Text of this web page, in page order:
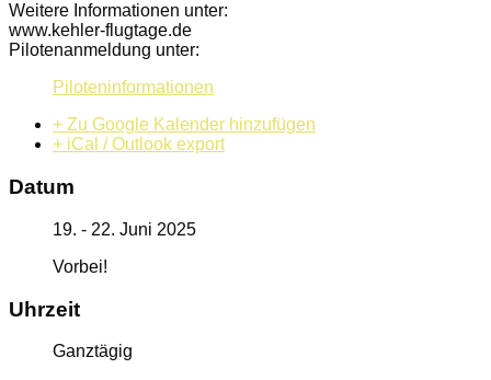
Weitere Informationen unter:
www.kehler-flugtage.de
Pilotenanmeldung unter:
Piloteninformationen
+ Zu Google Kalender hinzufügen
+ iCal / Outlook export
Datum
19. - 22. Juni 2025
Vorbei!
Uhrzeit
Ganztägig